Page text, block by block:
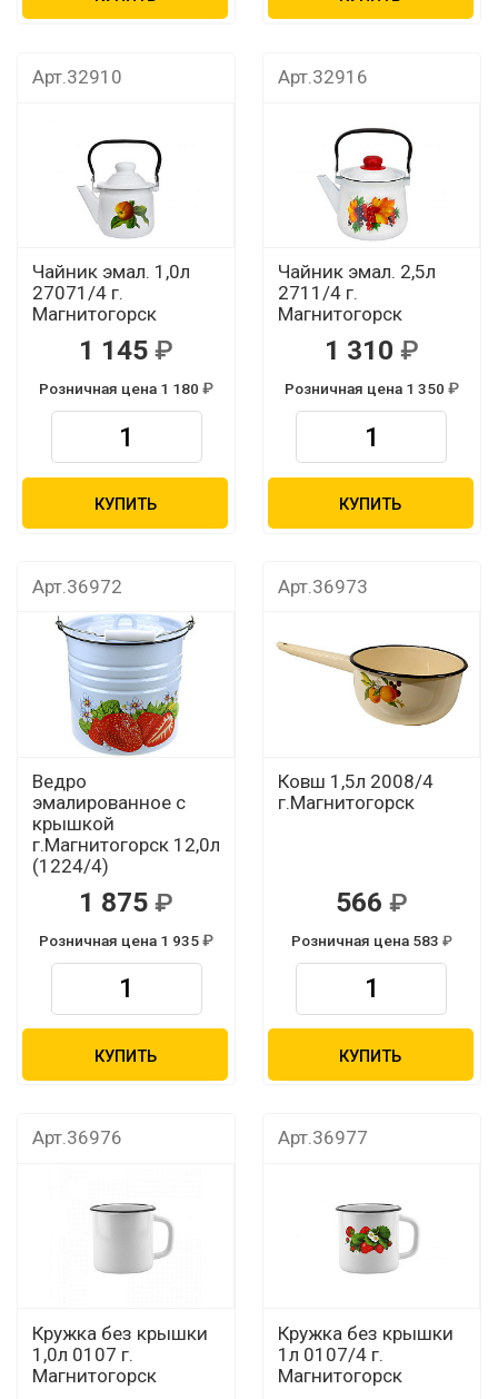
Арт.32910
Чайник эмал. 1,0л
27071/4 г.
Магнитогорск
1 145
Розничная цена 1 180
КУПИТЬ
Арт.32916
Чайник эмал. 2,5л
2711/4 г.
Магнитогорск
1 310
Розничная цена 1 350
КУПИТЬ
Арт.36972
Ведро
эмалированное с
крышкой
г.Магнитогорск 12,0л
(1224/4)
1 875
Розничная цена 1 935
КУПИТЬ
Арт.36973
Ковш 1,5л 2008/4
г.Магнитогорск
566
Розничная цена 583
КУПИТЬ
Арт.36976
Кружка без крышки
1,0л 0107 г.
Магнитогорск
Арт.36977
Кружка без крышки
1л 0107/4 г.
Магнитогорск